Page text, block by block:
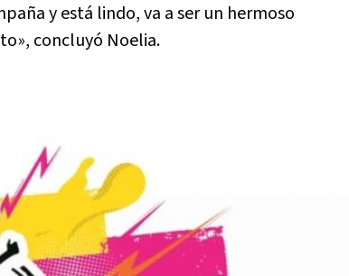
y está lindo, va a ser un hermoso
concluyó Noelia.